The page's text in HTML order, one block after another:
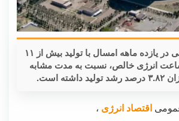
نیروگاه شهید رجایی در یازده ماهه امسال با تولید بیش از ۱۱
ساعت انرژی خالص، نسبت به مدت مشابه
است.
اقتصاد انرژی ،